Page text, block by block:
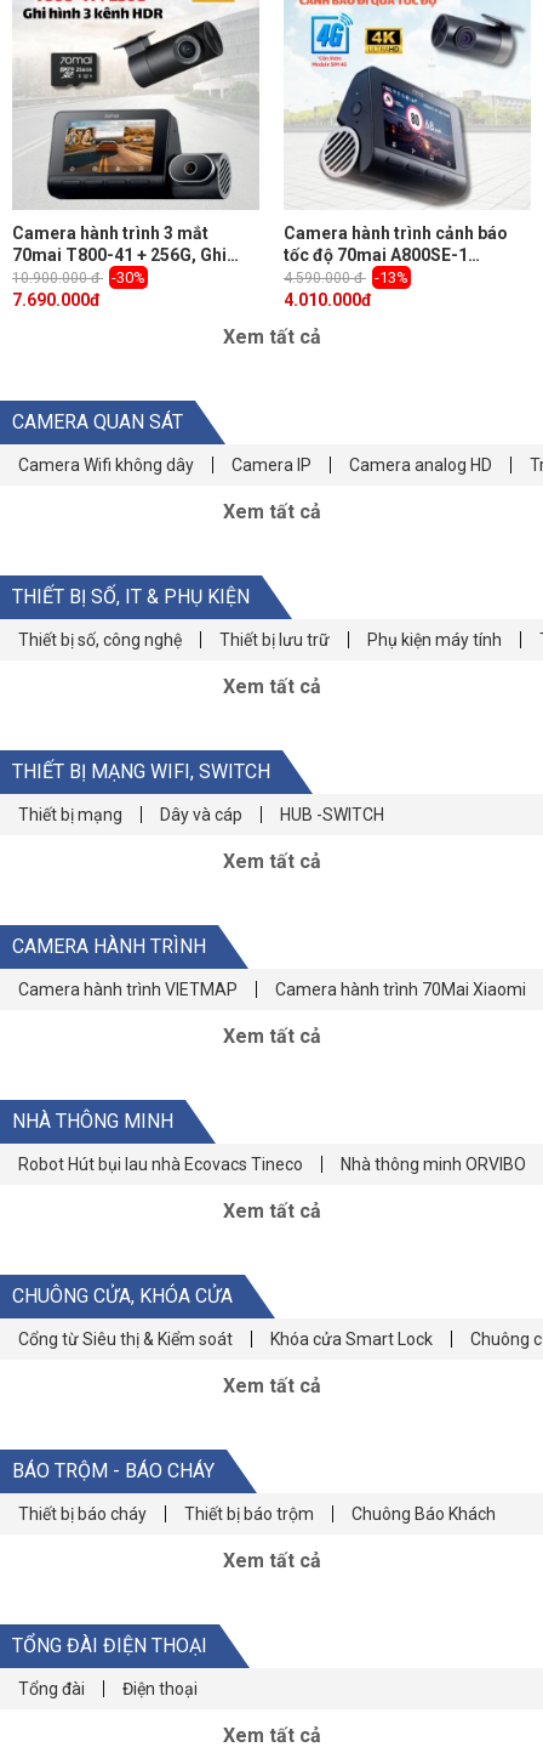
Camera hành trình 3 mắt
70mai T800-41 + 256G, Ghi
hình Trước, Trong & Sau, Màn
hình IPS 3 inch, Giám sát đỗ xe
10.900.000 đ -30%
7.690.000đ
Camera hành trình cảnh báo
tốc độ 70mai A800SE-1
SpeedEye Ghi hình 4K, cam sau
1080P, Hỗ trợ kết nối thêm
4.590.000 đ -13%
4.010.000đ
Xem tất cả
CAMERA QUAN SÁT
Camera Wifi không dây Camera IP Camera analog HD
Xem tất cả
THIẾT BỊ SỐ, IT & PHỤ KIỆN
Thiết bị số, công nghệ Thiết bị lưu trữ Phụ kiện máy tính
Xem tất cả
THIẾT BỊ MẠNG WIFI, SWITCH
Thiết bị mạng Dây và cáp HUB -SWITCH
Xem tất cả
CAMERA HÀNH TRÌNH
Camera hành trình VIETMAP Camera hành trình 70Mai Xiaomi
Xem tất cả
NHÀ THÔNG MINH
Robot Hút bụi lau nhà Ecovacs Tineco Nhà thông minh ORVIBO
Xem tất cả
CHUÔNG CỬA, KHÓA CỬA
Cổng từ Siêu thị & Kiểm soát Khóa cửa Smart Lock Chuông
Xem tất cả
BÁO TRỘM - BÁO CHÁY
Thiết bị báo cháy Thiết bị báo trộm Chuông Báo Khách
Xem tất cả
TỔNG ĐÀI ĐIỆN THOẠI
Tổng đài Điện thoại
Xem tất cả